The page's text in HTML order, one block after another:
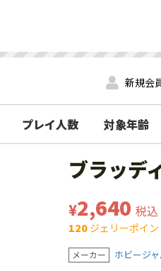
新規会
プレイ人数 対象年齢
ブラッデ
¥2,640 税込
120 ジェリーポイ
メーカー ホビージ